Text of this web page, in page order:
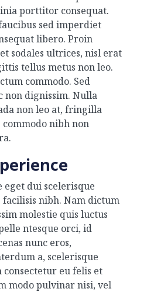
porttitor consequat.
sed imperdiet
libero. Proin
sodales ultrices, nisl erat
tellus metus non leo.
commodo. Sed
non dignissim. Nulla
non leo at, fringilla
nibh non
eget dui scelerisque
nibh. Nam dictum
molestie quis luctus
ntesque orci, id
nunc eros,
a, scelerisque
consectetur eu felis et
modo pulvinar nisi, vel